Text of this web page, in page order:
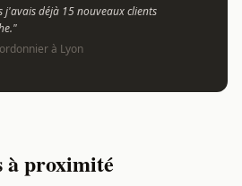
j'avais déjà 15 nouveaux clients
à Lyon
à proximité